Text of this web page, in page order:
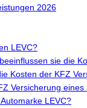
2026
LEVC?
sie die
Kosten der KFZ
Versicherung eines
LEVC?